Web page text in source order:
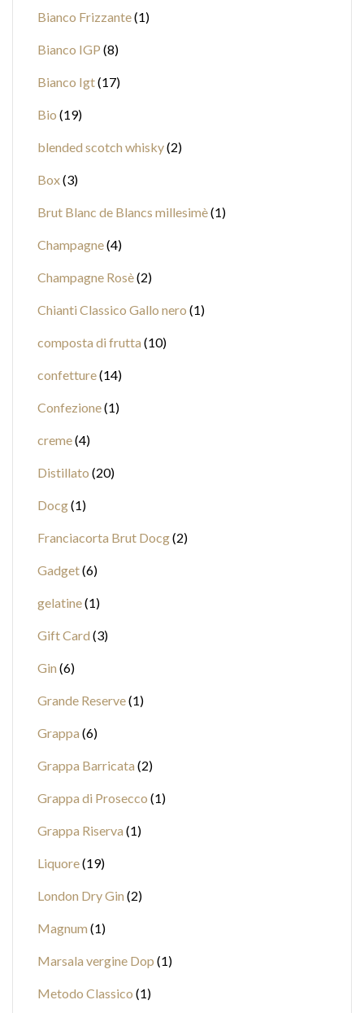
Bianco Frizzante 1
Bianco IGP 8
Bianco Igt 17
Bio 19
blended scotch whisky 2
Box 3
Brut Blanc de Blancs millesimè 1
Champagne 4
Champagne Rosè 2
Chianti Classico Gallo nero 1
composta di frutta 10
confetture 14
Confezione 1
creme 4
Distillato 20
Docg 1
Franciacorta Brut Docg 2
Gadget 6
gelatine 1
Gift Card 3
Gin 6
Grande Reserve 1
Grappa 6
Grappa Barricata 2
Grappa di Prosecco 1
Grappa Riserva 1
Liquore 19
London Dry Gin 2
Magnum 1
Marsala vergine Dop 1
Metodo Classico 1